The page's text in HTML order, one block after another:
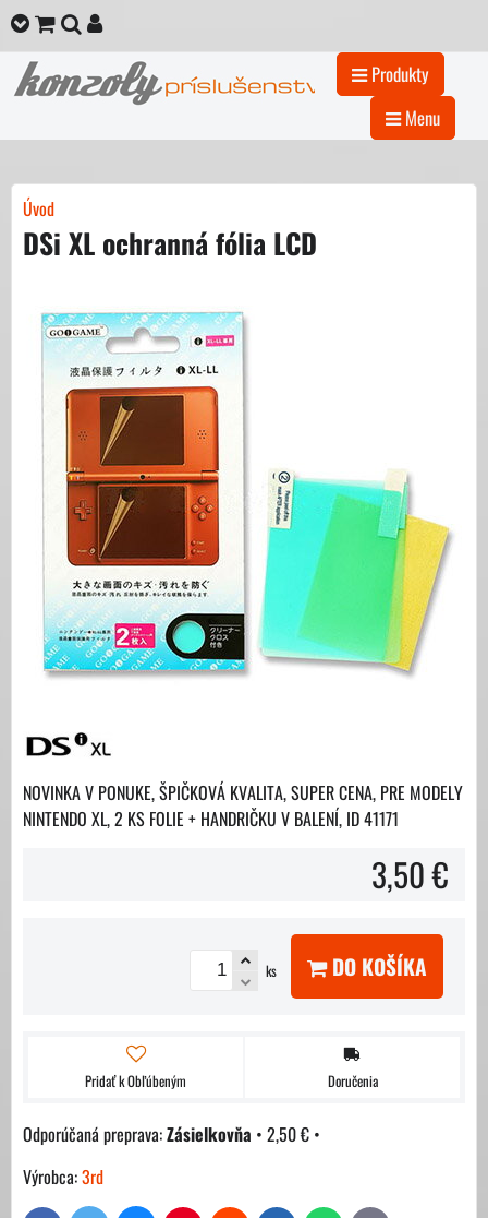
Produkty
Menu
Úvod
DSi XL ochranná fólia LCD
NOVINKA V PONUKE, ŠPIČKOVÁ KVALITA, SUPER CENA, PRE MODELY
NINTENDO XL, 2 KS FOLIE + HANDRIČKU V BALENÍ, ID 41171
3,50 €
ks DO KOŠÍKA
Pridať k Obľúbeným Doručenia
Zásielkovňa • 2,50 € •
Výrobca:3rd